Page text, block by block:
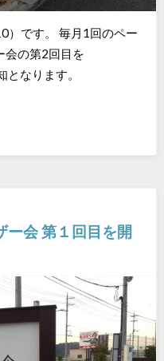
）です。 毎月1回のペー
会の第2回目を
なります。
ー会 第１回目を開